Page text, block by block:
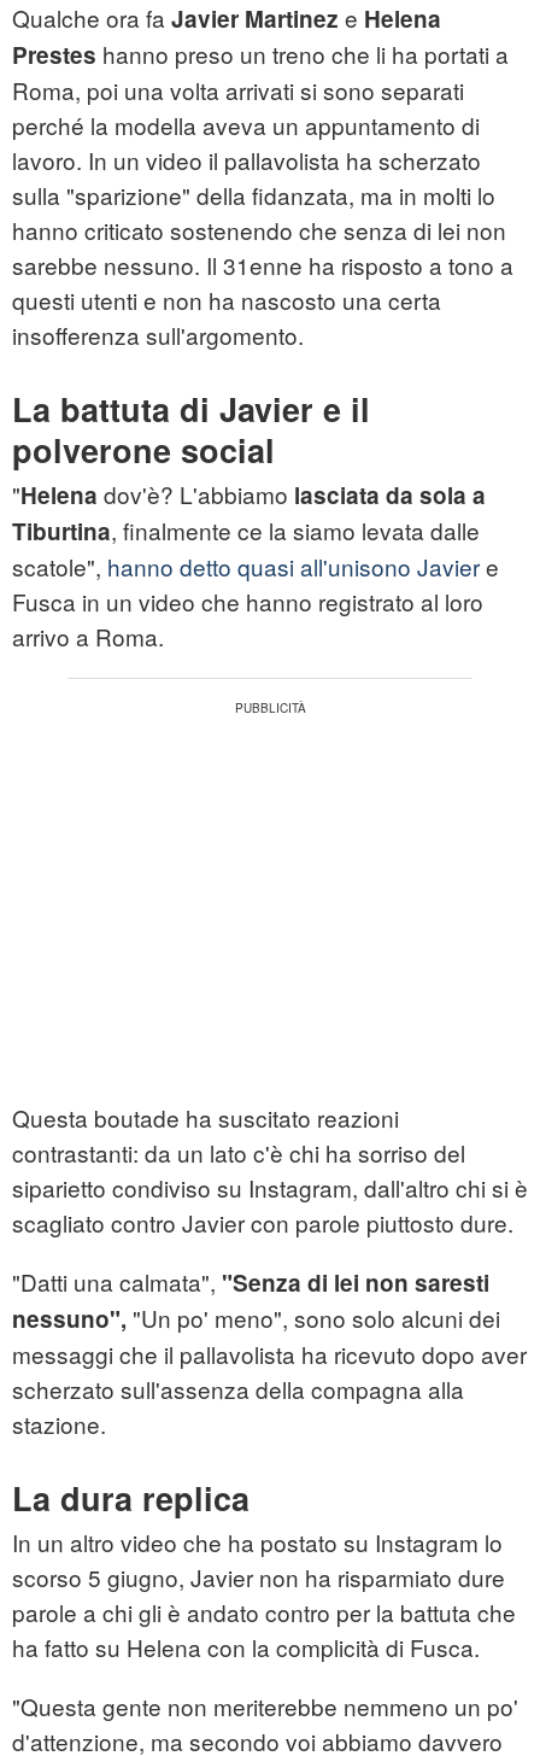
Qualche ora fa Javier Martinez e Helena
Prestes hanno preso un treno che li ha portati a
Roma, poi una volta arrivati si sono separati
perché la modella aveva un appuntamento di
lavoro. In un video il pallavolista ha scherzato
sulla "sparizione" della fidanzata, ma in molti lo
hanno criticato sostenendo che senza di lei non
sarebbe nessuno. Il 31enne ha risposto a tono a
questi utenti e non ha nascosto una certa
insofferenza sull'argomento.
La battuta di Javier e il
polverone social
"Helena dov'è? L'abbiamo lasciata da sola a
Tiburtina, finalmente ce la siamo levata dalle
scatole", hanno detto quasi all'unisono Javiere
Fusca in un video che hanno registrato al loro
arrivo a Roma.
Questa boutade ha suscitato reazioni
contrastanti: da un lato c'è chi ha sorriso del
siparietto condiviso su Instagram, dall'altro chi si è
scagliato contro Javier con parole piuttosto dure.
"Datti una calmata", "Senza di lei non saresti
nessuno", "Un po' meno", sono solo alcuni dei
messaggi che il pallavolista ha ricevuto dopo aver
scherzato sull'assenza della compagna alla
stazione.
La dura replica
In un altro video che ha postato su Instagram lo
scorso 5 giugno, Javier non ha risparmiato dure
parole a chi gli è andato contro per la battuta che
ha fatto su Helena con la complicità di Fusca.
"Questa gente non meriterebbe nemmeno un po'
d'attenzione, ma secondo voi abbiamo davvero